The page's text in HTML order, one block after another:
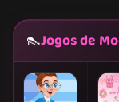
👠Jogos de